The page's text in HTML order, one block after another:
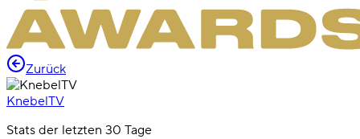
Zurück
KnebelTV
Stats der letzten 30 Tage